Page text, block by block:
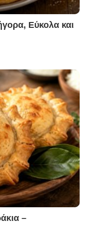
Εύκολα και
–